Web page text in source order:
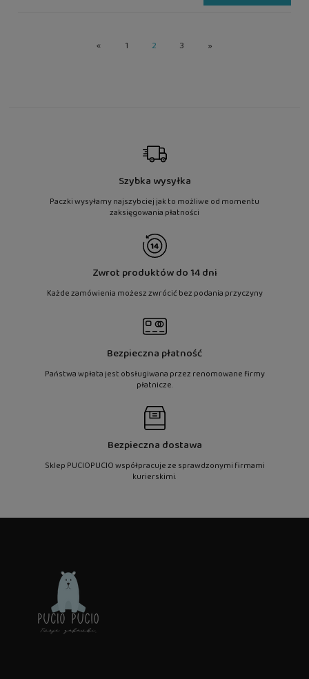
« 1 2 3 »
Szybka wysyłka
Paczki wysyłamy najszybciej jak to możliwe od momentu
zaksięgowania płatności
Zwrot produktów do 14 dni
Każde zamówienia możesz zwrócić bez podania przyczyny
Bezpieczna płatność
Państwa wpłata jest obsługiwana przez renomowane firmy
płatnicze.
Bezpieczna dostawa
Sklep PUCIOPUCIO współpracuje ze sprawdzonymi firmami
kurierskimi.